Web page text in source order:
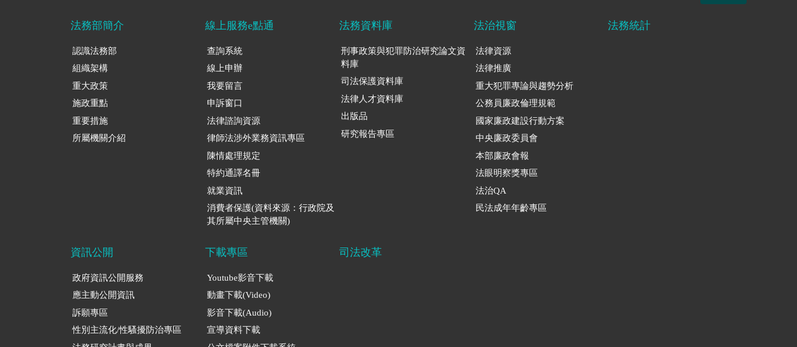
法務部簡介
認識法務部
組織架構
重大政策
施政重點
重要措施
所屬機關介紹
線上服務e點通
查詢系統
線上申辦
我要留言
申訴窗口
法律諮詢資源
律師法涉外業務資訊專區
陳情處理規定
特約通譯名冊
就業資訊
消費者保護(資料來源：行政院及
其所屬中央主管機關)
法務資料庫
刑事政策與犯罪防治研究論文資
料庫
司法保護資料庫
法律人才資料庫
出版品
研究報告專區
法治視窗
法律資源
法律推廣
重大犯罪專論與趨勢分析
公務員廉政倫理規範
國家廉政建設行動方案
中央廉政委員會
本部廉政會報
法眼明察獎專區
法治QA
民法成年年齡專區
法務統計
資訊公開
政府資訊公開服務
應主動公開資訊
訴願專區
性別主流化/性騷擾防治專區
下載專區
Youtube影音下載
動畫下載(Video)
影音下載(Audio)
宣導資料下載
司法改革